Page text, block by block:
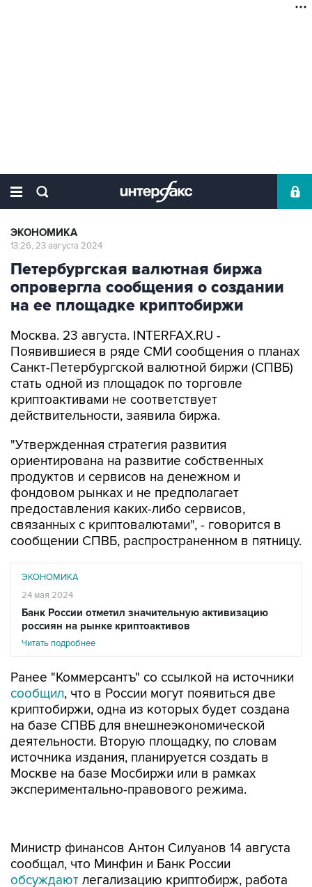
ЭКОНОМИКА
13:26, 23 августа 2024
Петербургская валютная биржа
опровергла сообщения о создании
на ее площадке криптобиржи
Москва. 23 августа. INTERFAX.RU -
Появившиеся в ряде СМИ сообщения о планах
Санкт-Петербургской валютной биржи (СПВБ)
стать одной из площадок по торговле
криптоактивами не соответствует
действительности, заявила биржа.
"Утвержденная стратегия развития
ориентирована на развитие собственных
продуктов и сервисов на денежном и
фондовом рынках и не предполагает
предоставления каких-либо сервисов,
связанных с криптовалютами", - говорится в
сообщении СПВБ, распространенном в пятницу.
ЭКОНОМИКА
24 мая 2024
Банк России отметил значительную активизацию
россиян на рынке криптоактивов
Читать подробнее
Ранее "Коммерсантъ" со ссылкой на источники
сообщил, что в России могут появиться две
криптобиржи, одна из которых будет создана
на базе СПВБ для внешнеэкономической
деятельности. Вторую площадку, по словам
источника издания, планируется создать в
Москве на базе Мосбиржи или в рамках
экспериментально-правового режима.
обсуждаютлегализацию криптобирж, работа
которых пока находится в серой зоне.